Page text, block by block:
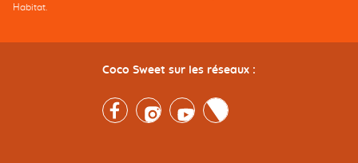
Habitat.
Coco Sweet sur les réseaux :
FacebookInstagramYoutubeTwitter